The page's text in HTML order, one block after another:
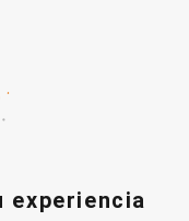
experiencia